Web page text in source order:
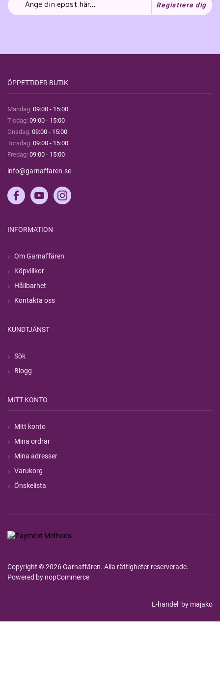
Registrera dig
ÖPPETTIDER BUTIK
Måndag: 09:00 - 15:00
Tisdag: 09:00 - 15:00
Onsdag: 09:00 - 15:00
Torsdag: 09:00 - 15:00
Fredag: 09:00 - 15:00
info@garnaffaren.se
INFORMATION
Om Garnaffären
Köpvillkor
Hållbarhet
Kontakta oss
KUNDTJÄNST
Sök
Blogg
MITT KONTO
Mitt konto
Mina ordrar
Mina adresser
Varukorg
Önskelista
Copyright © 2026 Garnaffären. Alla rättigheter reserverade.
Powered by nopCommerce
E-handel by majako